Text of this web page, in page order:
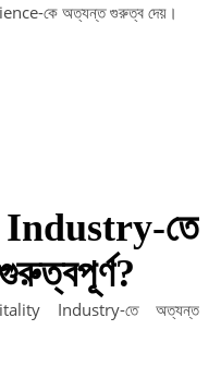
কে অত্যন্ত গুরুত্ব দেয়।
তে
Industry-তে অত্যন্ত